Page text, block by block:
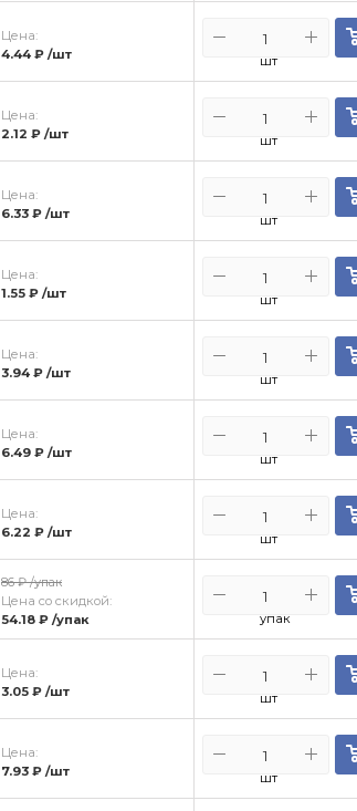
Цена:
4.44 ₽ /шт шт
Цена:
2.12 ₽ /шт шт
Цена:
6.33 ₽ /шт шт
Цена:
1.55 ₽ /шт шт
Цена:
3.94 ₽ /шт шт
Цена:
6.49 ₽ /шт шт
Цена:
6.22 ₽ /шт шт
86 ₽ /упак
Цена со скидкой:
54.18 ₽ /упак упак
Цена:
3.05 ₽ /шт шт
Цена:
7.93 ₽ /шт шт